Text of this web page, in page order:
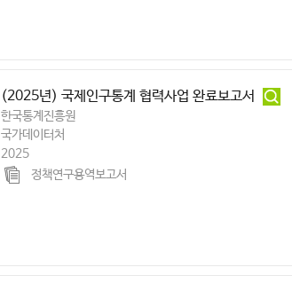
(2025년) 국제인구통계 협력사업 완료보고서
한국통계진흥원
국가데이터처
2025
정책연구용역보고서